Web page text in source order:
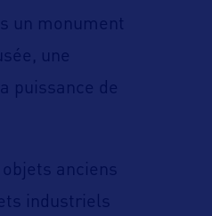
un monument
une
puissance de
anciens
industriels